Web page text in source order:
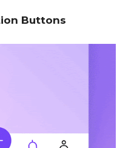
Buttons